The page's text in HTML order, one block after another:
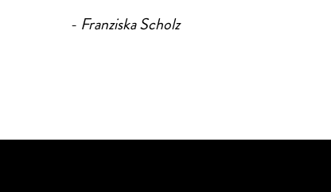
Franziska Scholz